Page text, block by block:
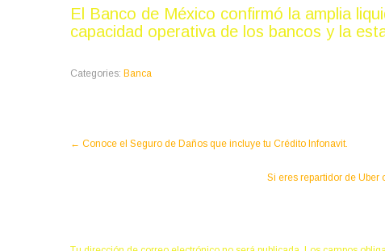
El Banco de México confirmó la amplia
capacidad operativa de los bancos y la
Categories: Banca
Post
← Conoce el Seguro de Daños que incluye tu Crédito Infonavit.
Si eres repartidor de Uber